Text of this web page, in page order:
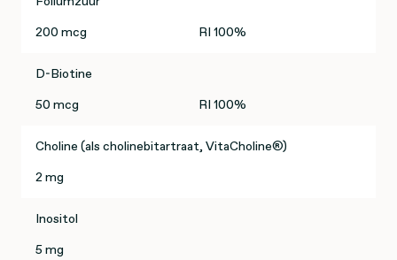
200 mcg
RI 100%
D-Biotine
50 mcg
RI 100%
Choline (als cholinebitartraat, VitaCholine®)
2 mg
Inositol
5 mg